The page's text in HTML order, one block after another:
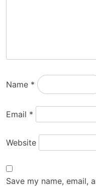
Name *
Email *
Website
Save my name, email,